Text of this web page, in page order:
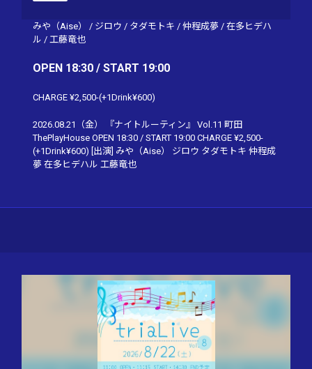
みや（Aise） / ジロウ / タダモトキ / 仲程成夢 / 在多ヒデハ
ル / 工藤竜也
OPEN 18:30 / START 19:00
CHARGE ¥2,500-(+1Drink¥600)
2026.08.21（金） 『ナイトルーティン』 Vol.11 町田
ThePlayHouse OPEN 18:30 / START 19:00 CHARGE ¥2,500-
(+1Drink¥600) [出演] みや（Aise） ジロウ タダモトキ 仲程成
夢 在多ヒデハル 工藤竜也